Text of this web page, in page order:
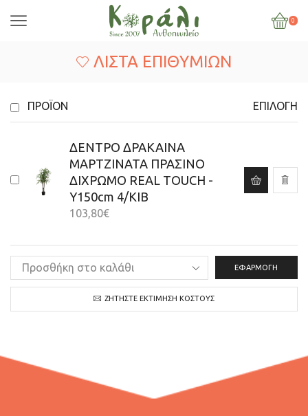
0
ΛΊΣΤΑ ΕΠΙΘΥΜΙΏΝ
ΠΡΟΪΌΝ ΕΠΙΛΟΓΉ
ΔΕΝΤΡΟ ΔΡΑΚΑΙΝΑ
ΜΑΡΤΖΙΝΑΤΑ ΠΡΑΣΙΝΟ
ΔΙΧΡΩΜΟ REAL TOUCH -
Υ150cm 4/KΙΒ
103,80€
ΕΦΑΡΜΟΓΉ
ΖΗΤΉΣΤΕ ΕΚΤΊΜΗΣΗ ΚΌΣΤΟΥΣ